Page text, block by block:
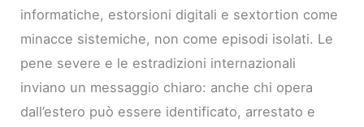
informatiche, estorsioni digitali e sextortion come
minacce sistemiche, non come episodi isolati. Le
pene severe e le estradizioni internazionali
inviano un messaggio chiaro: anche chi opera
dall’estero può essere identificato, arrestato e